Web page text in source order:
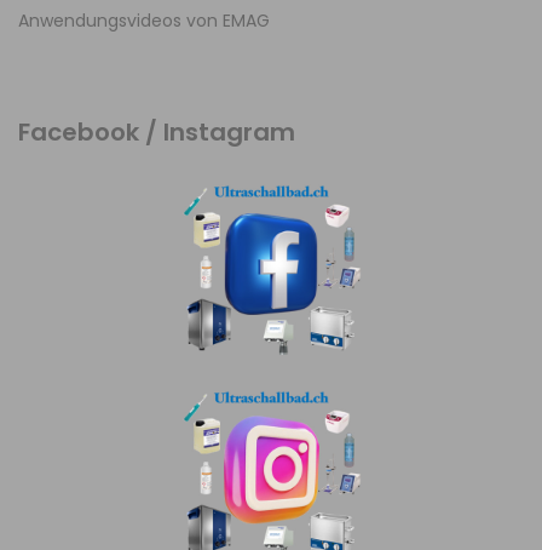
Anwendungsvideos von EMAG
Facebook / Instagram